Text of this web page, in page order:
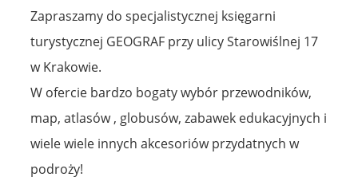
Zapraszamy do specjalistycznej księgarni
turystycznej GEOGRAF przy ulicy Starowiślnej 17
w Krakowie.
W ofercie bardzo bogaty wybór przewodników,
map, atlasów , globusów, zabawek edukacyjnych i
wiele wiele innych akcesoriów przydatnych w
podroży!